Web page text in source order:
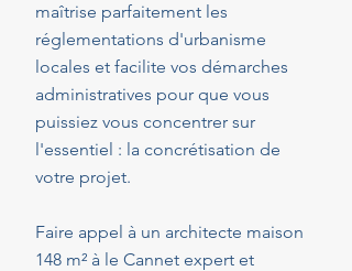
maîtrise parfaitement les
réglementations d'urbanisme
locales et facilite vos démarches
administratives pour que vous
puissiez vous concentrer sur
l'essentiel : la concrétisation de
votre projet.
Faire appel à un architecte maison
148 m² à le Cannet expert et